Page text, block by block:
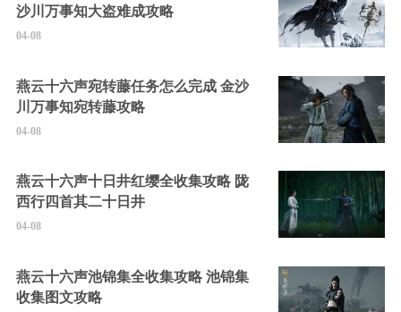
沙川万事知大盗难成攻略
04-08
燕云十六声宛转藤任务怎么完成 金沙
川万事知宛转藤攻略
04-08
燕云十六声十日井红缨全收集攻略 陇
西行四首其二十日井
04-08
燕云十六声池锦集全收集攻略 池锦集
收集图文攻略